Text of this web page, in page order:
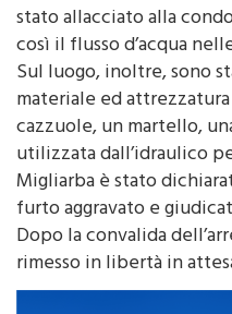
foro, accertavano che il
stato allacciato alla
così il flusso d’acqua
Sul luogo, inoltre, sono
materiale ed attrezzatura
cazzuole, un martello,
utilizzata dall’idraulico
Migliarba è stato
furto aggravato e
Dopo la convalida
rimesso in libertà in